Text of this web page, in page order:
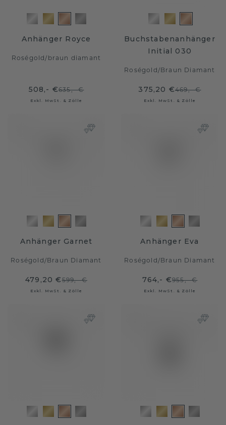
Anhänger Royce
Roségold/ braun diamant
508,- €635,- €
Exkl. MwSt. & Zölle
Buchstabenanhänger
Initial 030
Roségold/Braun Diamant
375,20 €469,- €
Exkl. MwSt. & Zölle
Anhänger Garnet
Roségold/Braun Diamant
479,20 €599,- €
Exkl. MwSt. & Zölle
Anhänger Eva
Roségold/Braun Diamant
764,- €955,- €
Exkl. MwSt. & Zölle